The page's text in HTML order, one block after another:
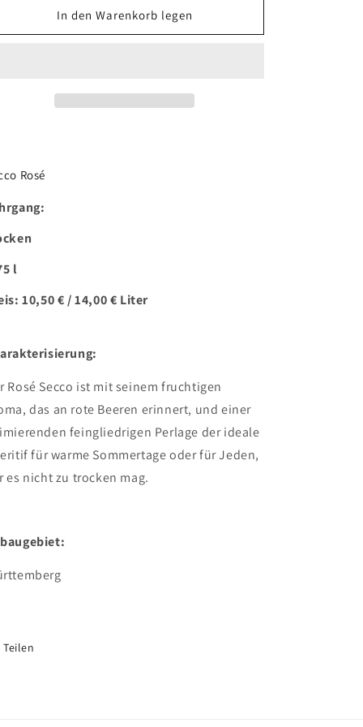
Secco
für
Secco
In den Warenkorb legen
Rosé
l
10,50 € / 14,00 € Liter
Rosé Secco ist mit seinem fruchtigen
das an rote Beeren erinnert, und einer
feingliedrigen Perlage der ideale
für warme Sommertage oder für Jeden,
es nicht zu trocken mag.
Teilen